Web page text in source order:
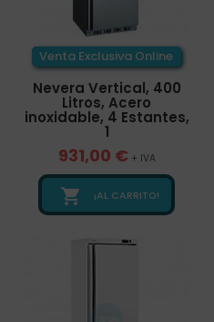
Venta Exclusiva Online
Nevera Vertical, 400
Litros, Acero
inoxidable, 4 Estantes,
1
931,00 € + IVA
 ¡AL CARRITO!